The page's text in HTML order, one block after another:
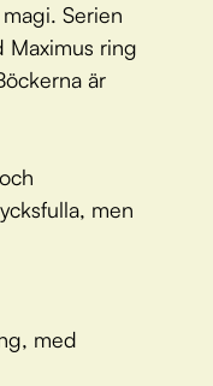
Serien
Maximus ring
är
men
med